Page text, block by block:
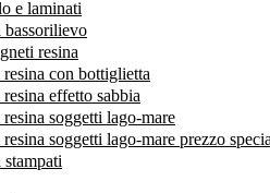
e laminati
bassorilievo
resina
con bottiglietta
effetto sabbia
soggetti lago-mare
soggetti lago-mare prezzo